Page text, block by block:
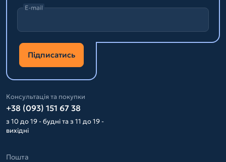
E-mail
Підписатись
Консультація та покупки
+38 (093) 151 67 38
з 10 до 19 - будні та з 11 до 19 -
вихідні
Пошта